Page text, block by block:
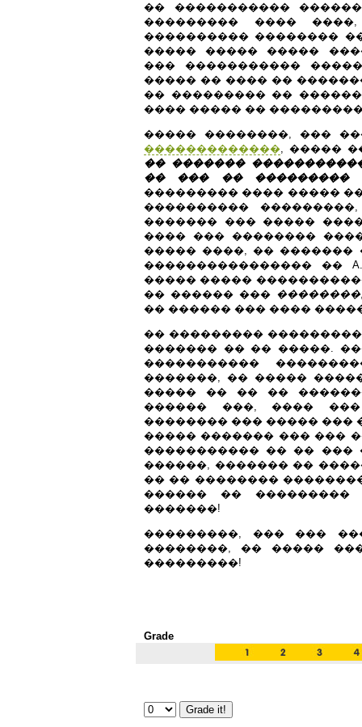
�� �����������
��������� ����
���������� ��������
����� ����� �����
��� �����������
����� �� ���� ��
�� ��������� ��
���� ����� ��
����� ��������, ���
�������������, �����
�� �������
�� ��� �� ���������
��������� ���� �����
����������
������� ��� �����
���� ��� �������� ����
����� ����, �� �������
���������������� ��
����� �����
�� ������ ��� ��������
�� ������ ��� ����
�� ���������
������� �� �� �����.
�����������
�������, �� �����
����� �� �� ��
������ ���, ����
�������� ��� ����� ���
����� ������� ��� ���
����������� �� �� ���
������, ������� ��
�� �� ��������
������ �� ���������
�������!
���������, ��� ���
��������, �� �����
���������!
Grade